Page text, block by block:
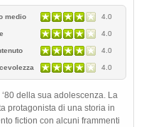
medio 4.0
4.0
4.0
4.0
della sua adolescenza. La
protagonista di una storia in
fiction con alcuni frammenti